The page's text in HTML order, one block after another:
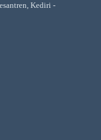
Kediri -